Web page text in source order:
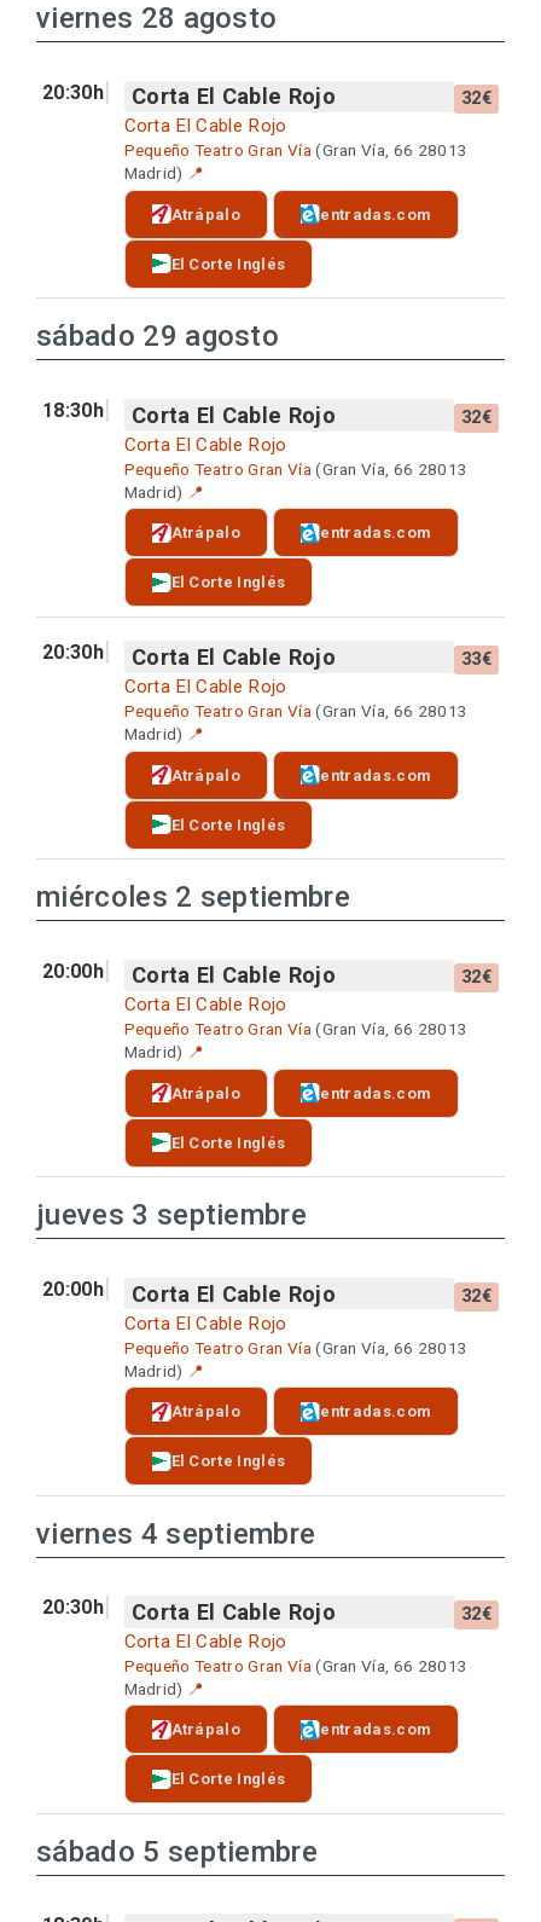
viernes 28 agosto
20:30h Corta El Cable Rojo 32€
Corta El Cable Rojo
Pequeño Teatro Gran Vía(Gran Vía, 66 28013
Madrid) 📍
Atrápalo entradas.com
El Corte Inglés
sábado 29 agosto
18:30h Corta El Cable Rojo 32€
Corta El Cable Rojo
Pequeño Teatro Gran Vía (Gran Vía, 66 28013
Madrid) 📍
Atrápalo entradas.com
El Corte Inglés
20:30h Corta El Cable Rojo 33€
Corta El Cable Rojo
Pequeño Teatro Gran Vía (Gran Vía, 66 28013
Madrid) 📍
Atrápalo entradas.com
El Corte Inglés
miércoles 2 septiembre
20:00h Corta El Cable Rojo 32€
Corta El Cable Rojo
Pequeño Teatro Gran Vía(Gran Vía, 66 28013
Madrid) 📍
Atrápalo entradas.com
El Corte Inglés
jueves 3 septiembre
20:00h Corta El Cable Rojo 32€
Corta El Cable Rojo
Pequeño Teatro Gran Vía (Gran Vía, 66 28013
Madrid) 📍
Atrápalo entradas.com
El Corte Inglés
viernes 4 septiembre
20:30h Corta El Cable Rojo 32€
Corta El Cable Rojo
Pequeño Teatro Gran Vía (Gran Vía, 66 28013
Madrid) 📍
Atrápalo entradas.com
El Corte Inglés
sábado 5 septiembre